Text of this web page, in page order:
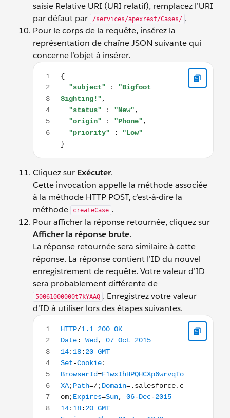
saisie Relative URI (URI relatif), remplacez l’URI
par défaut par
/services/apexrest/Cases/ .
Pour le corps de la requête, insérez la
représentation de chaîne JSON suivante qui
concerne l’objet à insérer.
{ "subject" : "Bigfoot Sighting!", "status" : "New",
Cliquez sur Exécuter.
Cette invocation appelle la méthode associée
à la méthode HTTP POST, c’est-à-dire la
méthode
createCase .
Pour afficher la réponse retournée, cliquez sur
Afficher la réponse brute.
La réponse retournée sera similaire à cette
réponse. La réponse contient l’ID du nouvel
enregistrement de requête. Votre valeur d’ID
sera probablement différente de
50061000000t7kYAAQ . Enregistrez votre valeur
d’ID à utiliser lors des étapes suivantes.
HTTP/1.1 200 OK Date: Wed, 07 Oct 2015